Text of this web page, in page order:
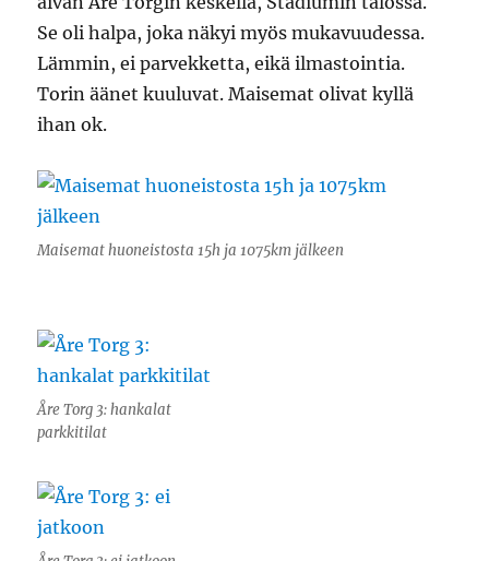
Se oli halpa, joka näkyi myös mukavuudessa.
Lämmin, ei parvekketta, eikä ilmastointia.
Torin äänet kuuluvat. Maisemat olivat kyllä
ihan ok.
Maisemat huoneistosta 15h ja 1075km jälkeen
Åre Torg 3: hankalat
parkkitilat